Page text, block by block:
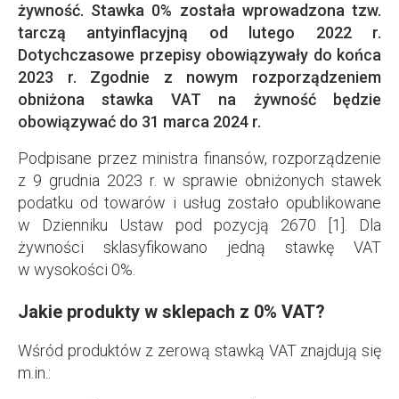
żywność. Stawka 0% została wprowadzona tzw.
tarczą antyinflacyjną od lutego 2022 r.
Dotychczasowe przepisy obowiązywały do końca
2023 r. Zgodnie z nowym rozporządzeniem
obniżona stawka VAT na żywność będzie
obowiązywać do 31 marca 2024 r.
Podpisane przez ministra finansów, rozporządzenie
z 9 grudnia 2023 r. w sprawie obniżonych stawek
podatku od towarów i usług zostało opublikowane
w Dzienniku Ustaw pod pozycją 2670 [1]. Dla
żywności sklasyfikowano jedną stawkę VAT
w wysokości 0%.
Jakie produkty w sklepach z 0% VAT?
Wśród produktów z zerową stawką VAT znajdują się
m.in.: